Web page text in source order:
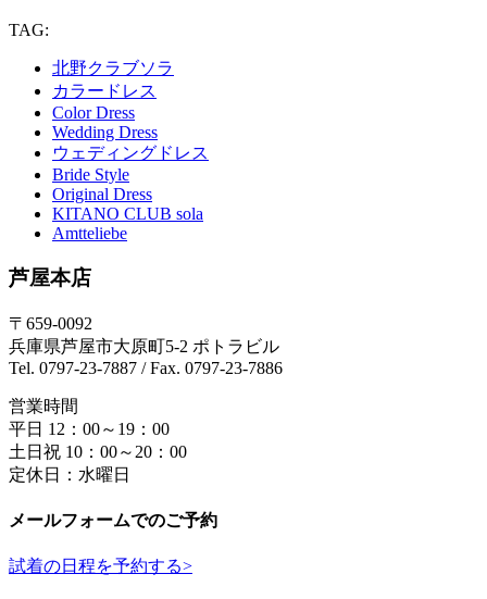
TAG:
北野クラブソラ
カラードレス
Color Dress
Wedding Dress
ウェディングドレス
Bride Style
Original Dress
KITANO CLUB sola
Amtteliebe
芦屋本店
〒659-0092
兵庫県芦屋市大原町5-2 ポトラビル
Tel. 0797-23-7887 / Fax. 0797-23-7886
営業時間
平日 12：00～19：00
土日祝 10：00～20：00
定休日：水曜日
メールフォームでのご予約
試着の日程を予約する>